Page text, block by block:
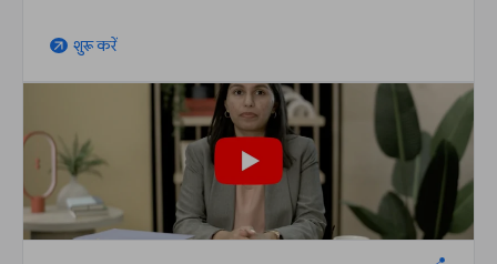
arrow_outward शुरू करें